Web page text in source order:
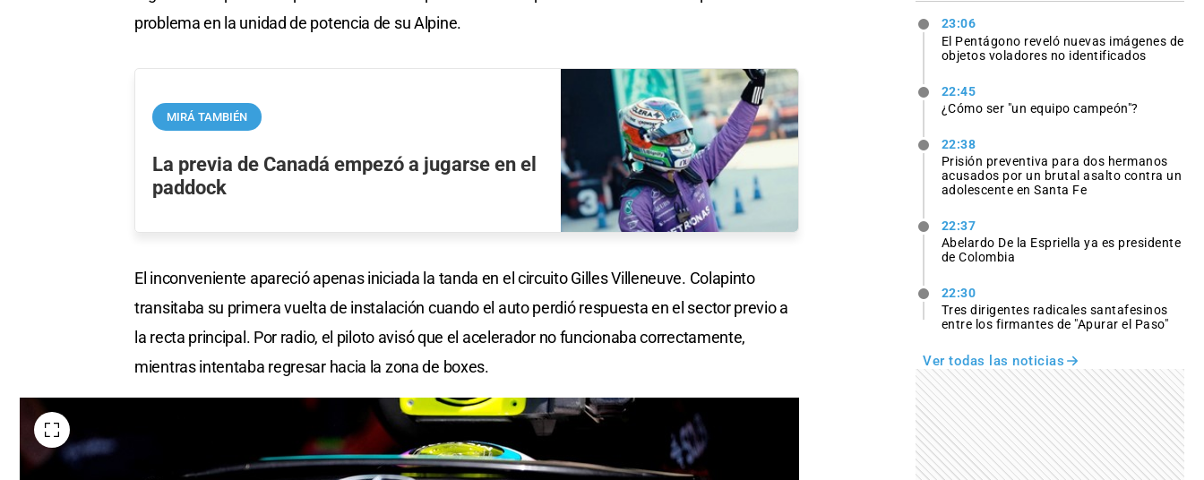
problema en la unidad de potencia de su Alpine.
MIRÁ TAMBIÉN
La previa de Canadá empezó a jugarse en el
paddock
El inconveniente apareció apenas iniciada la tanda en el circuito Gilles Villeneuve. Colapinto
transitaba su primera vuelta de instalación cuando el auto perdió respuesta en el sector previo a
la recta principal. Por radio, el piloto avisó que el acelerador no funcionaba correctamente,
mientras intentaba regresar hacia la zona de boxes.
23:06
El Pentágono reveló nuevas imágenes de
objetos voladores no identificados
22:45
¿Cómo ser "un equipo campeón"?
22:38
Prisión preventiva para dos hermanos
acusados por un brutal asalto contra un
adolescente en Santa Fe
22:37
Abelardo De la Espriella ya es presidente
de Colombia
22:30
Tres dirigentes radicales santafesinos
entre los firmantes de "Apurar el Paso"
Ver todas las noticias